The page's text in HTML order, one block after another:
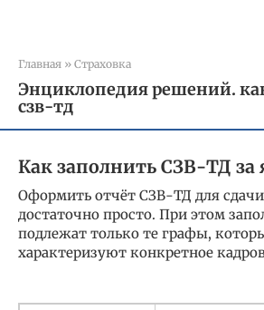
Главная » Страховка
Энциклопедия решений.
сзв-тд
Как заполнить СЗВ-ТД за
Оформить отчёт СЗВ-ТД для
достаточно просто. При этом
подлежат только те графы,
характеризуют конкретное